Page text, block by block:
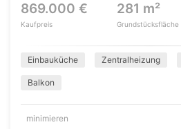
869.000 €
Kaufpreis
281 m²
Grundstücksfläche
Einbauküche Zentralheizung
Balkon
minimieren